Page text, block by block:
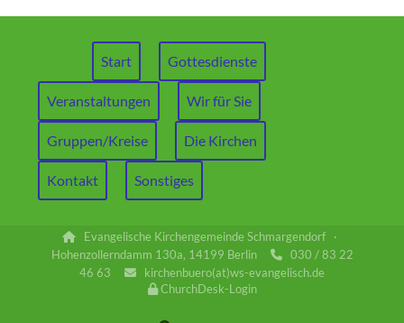
Start Gottesdienste
Veranstaltungen Wir für Sie
Gruppen/Kreise Die Kirchen
Kontakt Sonstiges
Evangelische Kirchengemeinde Schmargendorf ·
Hohenzollerndamm 130a, 14199 Berlin
030 / 83 22
46 63

kirchenbuero(at)ws-evangelisch.de
ChurchDesk-Login